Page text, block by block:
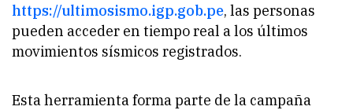
https://ultimosismo.igp.gob.pe, las personas
pueden acceder en tiempo real a los últimos
movimientos sísmicos registrados.
Esta herramienta forma parte de la campaña